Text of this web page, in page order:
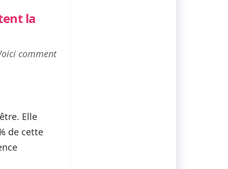
la
comment
Elle
de cette